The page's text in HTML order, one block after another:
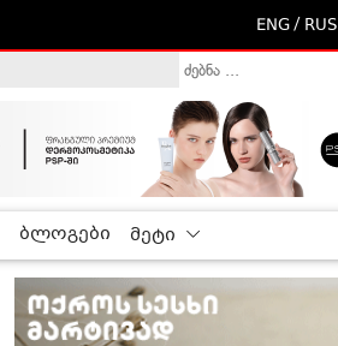
ENG / RUS
ბლოგები მეტი